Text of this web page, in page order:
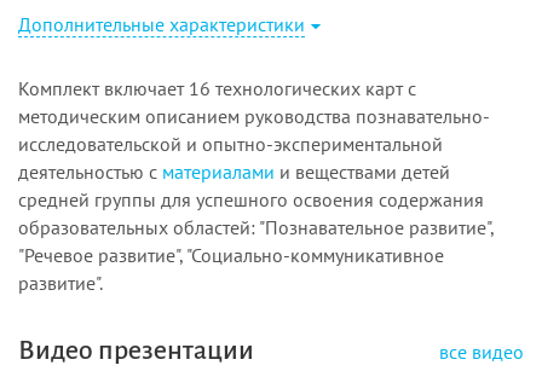
Дополнительные характеристики
Комплект включает 16 технологических карт с
методическим описанием руководства познавательно-
исследовательской и опытно-экспериментальной
деятельностью с материалами и веществами детей
средней группы для успешного освоения содержания
образовательных областей: "Познавательное развитие",
"Речевое развитие", "Социально-коммуникативное
развитие".
Видео презентации все видео